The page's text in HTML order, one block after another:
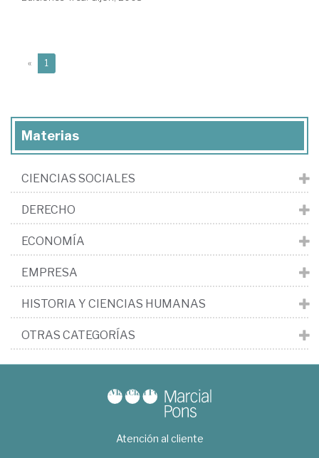
« 1
Materias
CIENCIAS SOCIALES
DERECHO
ECONOMÍA
EMPRESA
HISTORIA Y CIENCIAS HUMANAS
OTRAS CATEGORÍAS
Atención al cliente